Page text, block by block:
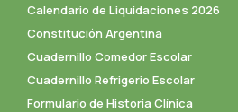
Calendario de Liquidaciones 2026
Constitución Argentina
Cuadernillo Comedor Escolar
Cuadernillo Refrigerio Escolar
Formulario de Historia Clínica